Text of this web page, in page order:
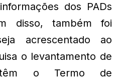
dos PADs
disso, também foi
acrescentado ao
o levantamento de
têm o Termo de